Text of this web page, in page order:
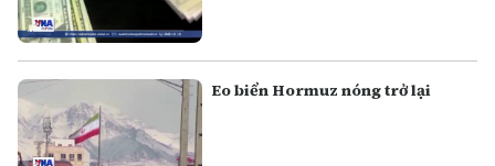
Eo biển Hormuz nóng trở lại